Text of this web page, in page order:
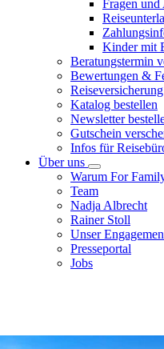
Fragen
Kinder mit
Beratungstermin
Bewertungen &
Reiseversicherung
Katalog bestellen
Newsletter
Gutschein
Infos für
Über uns
Warum For
Team
Nadja Albrecht
Rainer Stoll
Unser
Presseportal
Jobs